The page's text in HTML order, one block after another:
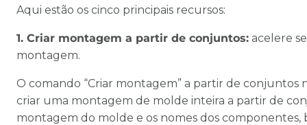
Aqui estão os cinco principais recursos:
1. Criar montagem a partir de conjuntos: acelere
montagem.
O comando “Criar montagem” a partir de
criar uma montagem de molde inteira a partir de
montagem do molde e os nomes dos